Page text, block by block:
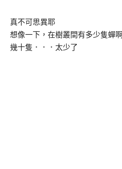
真不可思異耶
想像一下，在樹叢間有多少隻蟬啊
幾十隻．．．太少了